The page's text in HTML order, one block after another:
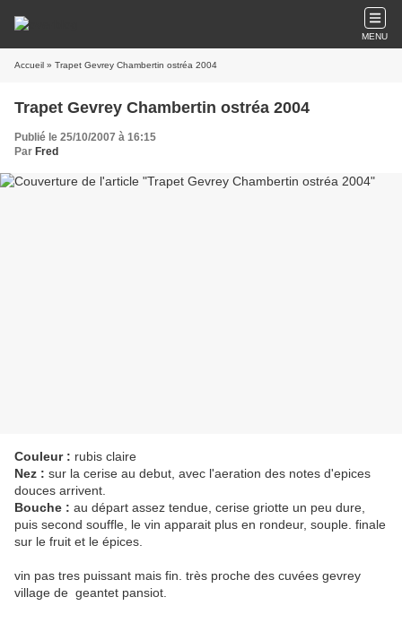
MENU
Accueil » Trapet Gevrey Chambertin ostréa 2004
Trapet Gevrey Chambertin ostréa 2004
Publié le 25/10/2007 à 16:15
Par Fred
Couleur : rubis claire
Nez : sur la cerise au debut, avec l'aeration des notes d'epices
douces arrivent.
Bouche : au départ assez tendue, cerise griotte un peu dure,
puis second souffle, le vin apparait plus en rondeur, souple. finale
sur le fruit et le épices.
vin pas tres puissant mais fin. très proche des cuvées gevrey
village de geantet pansiot.